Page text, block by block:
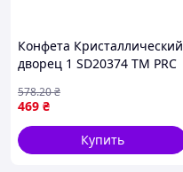
Конфета Кристаллический
дворец 1 SD20374 ТМ PRC
469 ₴
578.20₴
Купить